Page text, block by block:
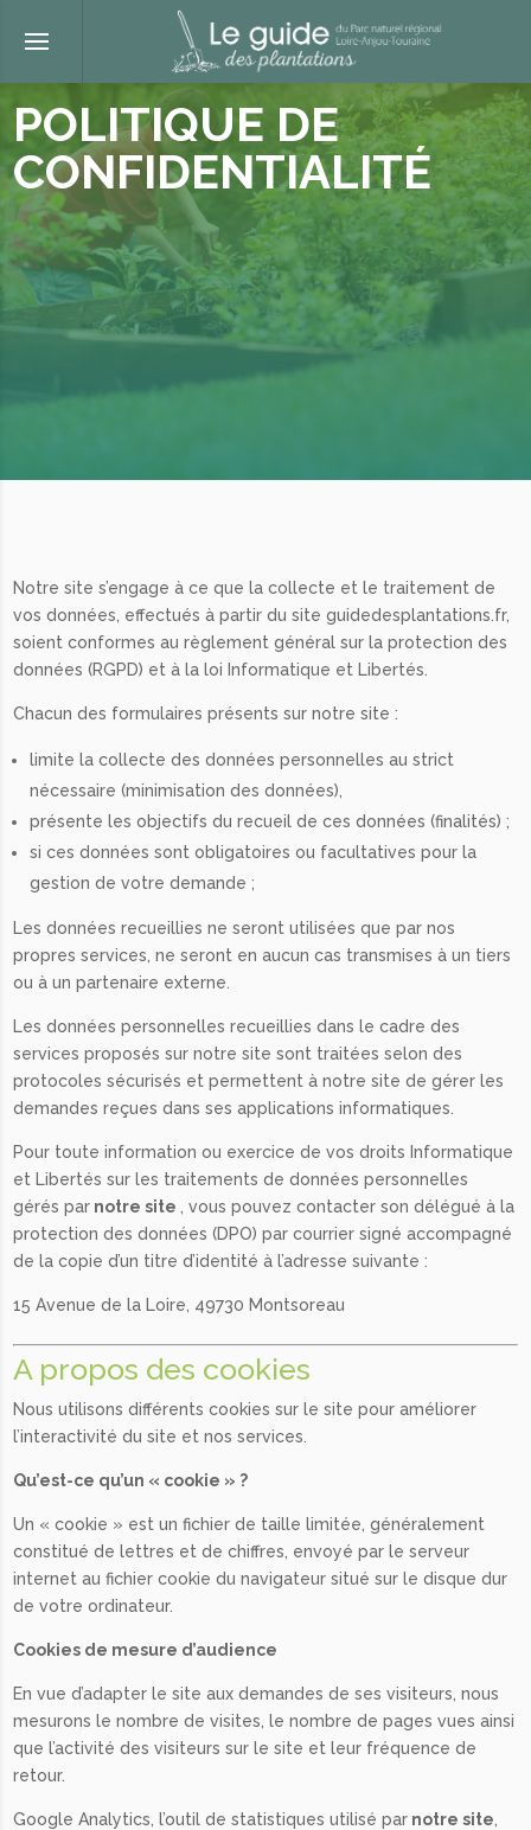
POLITIQUE DE
CONFIDENTIALITÉ
Notre site s’engage à ce que la collecte et le traitement de
vos données, effectués à partir du site guidedesplantations.fr,
soient conformes au règlement général sur la protection des
données (RGPD) et à la loi Informatique et Libertés.
Chacun des formulaires présents sur notre site :
limite la collecte des données personnelles au strict
nécessaire (minimisation des données),
présente les objectifs du recueil de ces données (finalités) ;
si ces données sont obligatoires ou facultatives pour la
gestion de votre demande ;
Les données recueillies ne seront utilisées que par nos
propres services, ne seront en aucun cas transmises à un tiers
ou à un partenaire externe.
Les données personnelles recueillies dans le cadre des
services proposés sur notre site sont traitées selon des
protocoles sécurisés et permettent à notre site de gérer les
demandes reçues dans ses applications informatiques.
Pour toute information ou exercice de vos droits Informatique
et Libertés sur les traitements de données personnelles
gérés par notre site
, vous pouvez contacter son délégué à la
protection des données (DPO) par courrier signé accompagné
de la copie d’un titre d’identité à l’adresse suivante :
15 Avenue de la Loire, 49730 Montsoreau
A propos des cookies
Nous utilisons différents cookies sur le site pour améliorer
l’interactivité du site et nos services.
Qu’est-ce qu’un « cookie » ?
Un « cookie » est un fichier de taille limitée, généralement
constitué de lettres et de chiffres, envoyé par le serveur
internet au fichier cookie du navigateur situé sur le disque dur
de votre ordinateur.
Cookies de mesure d’audience
En vue d’adapter le site aux demandes de ses visiteurs, nous
mesurons le nombre de visites, le nombre de pages vues ainsi
que l’activité des visiteurs sur le site et leur fréquence de
retour.
Google Analytics, l’outil de statistiques utilisé par notre site